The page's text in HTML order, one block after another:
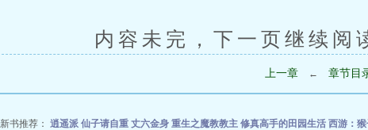
内容未完，下一页继续阅
上一章 ← 章节目
新书推荐： 逍遥派 仙子请自重 丈六金身 重生之魔教教主 修真高手的田园生活 西游：